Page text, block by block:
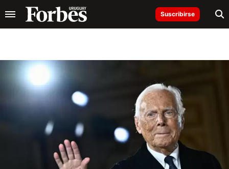
Suscribirse